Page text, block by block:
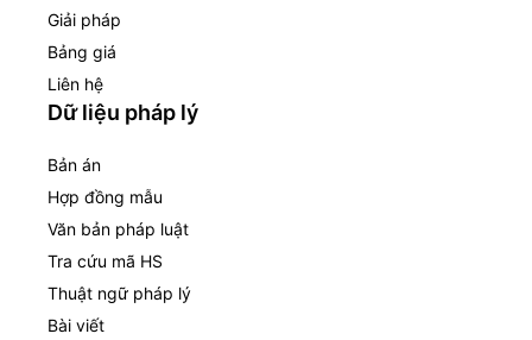
Giải pháp
Bảng giá
Liên hệ
Dữ liệu pháp lý
Bản án
Hợp đồng mẫu
Văn bản pháp luật
Tra cứu mã HS
Thuật ngữ pháp lý
Bài viết